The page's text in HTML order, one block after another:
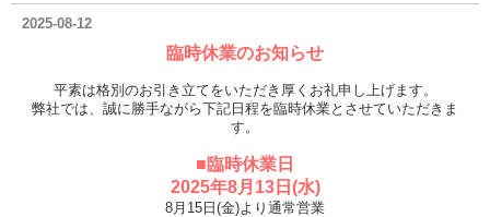
2025-08-12
臨時休業のお知らせ
平素は格別のお引き立てをいただき厚くお礼申し上げます。
弊社では、誠に勝手ながら下記日程を臨時休業とさせていただきま
す。
■臨時休業日
2025年8月13日(水)
8月15日(金)より通常営業